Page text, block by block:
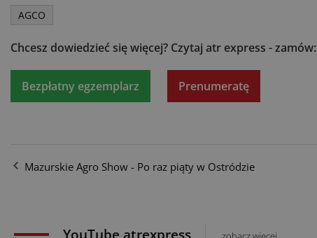
AGCO
Chcesz dowiedzieć się więcej? Czytaj atr express - zamów:
Bezpłatny egzemplarz Prenumeratę
Mazurskie Agro Show - Po raz piąty w Ostródzie